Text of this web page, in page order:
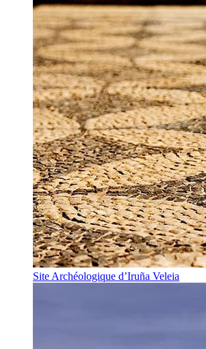
Site Archéologique d’Iruña Veleia